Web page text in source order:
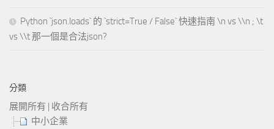
Python `json.loads` 的 `strict=True / False` 快速指南 \n vs \\n ; \t
vs \\t 那一個是合法json?
分類
展開所有 | 收合所有
中小企業